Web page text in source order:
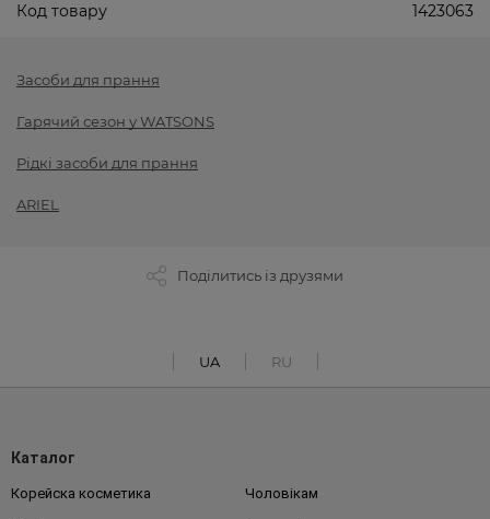
Код товару 1423063
Засоби для прання
Гарячий сезон у WATSONS
Рідкі засоби для прання
ARIEL
Поділитись із друзями
UA RU
Каталог
Корейска косметика Чоловікам